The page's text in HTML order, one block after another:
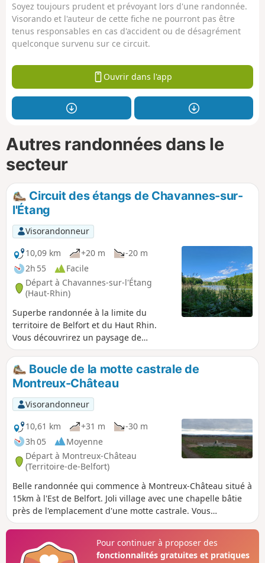
Soyez toujours prudent et prévoyant lors d'une randonnée.
Visorando et l'auteur de cette fiche ne pourront pas être
tenus responsables en cas d'accident ou de désagrément
quelconque survenu sur ce circuit.
Ouvrir dans l'app
Autres randonnées dans le
secteur
Circuit des étangs de Chavannes-sur-
l'Étang
Visorandonneur
10,09 km
+20 m
-20 m
2h 55
Facile
Départ à Chavannes-sur-l'Étang
(Haut-Rhin)
Superbe randonnée à la limite du
territoire de Belfort et du Haut Rhin.
Vous découvrirez un paysage de
campagne et de forêts avec de
magnifiques étangs. En bonus un
sentier de découverte avec des
panneaux sur les arbres de nos
contrées.
Boucle de la motte castrale de
Montreux-Château
Visorandonneur
10,61 km
+31 m
-30 m
3h 05
Moyenne
Départ à Montreux-Château
(Territoire-de-Belfort)
Belle randonnée qui commence à Montreux-Château situé à
15km à l'Est de Belfort. Joli village avec une chapelle bâtie
près de l'emplacement d'une motte castrale. Vous
découvrirez un paysage de campagne avec une vue sur le
Pégoud, un as de l'aviation, a été abattu en 1915. Cette
randonnée est balisée.
Pour continuer à proposer des
fonctionnalités gratuites et pratiques